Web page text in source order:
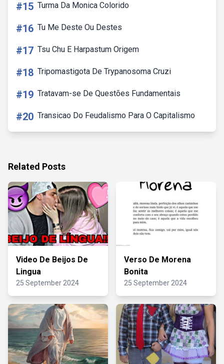
#15 Turma Da Monica Colorido
#16 Tu Me Deste Ou Destes
#17 Tsu Chu E Harpastum Origem
#18 Tripomastigota De Trypanosoma Cruzi
#19 Tratavam-se De Questões Fundamentais
#20 Transicao Do Feudalismo Para O Capitalismo
Related Posts
Video De Beijos De
Lingua
25 September 2024
Verso De Morena
Bonita
25 September 2024